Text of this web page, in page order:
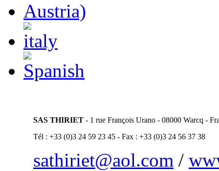
SAS THIRIET - 1 rue François Urano - 08000 Warcq -
Tél : +33 (0)3 24 59 23 45 - Fax : +33 (0)3 24 56 37 38
sathiriet@aol.com /